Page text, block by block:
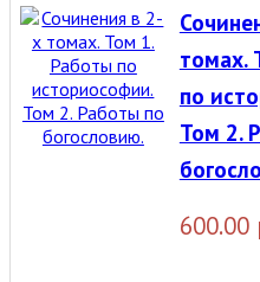
томах.
по
Том 2.
600.00